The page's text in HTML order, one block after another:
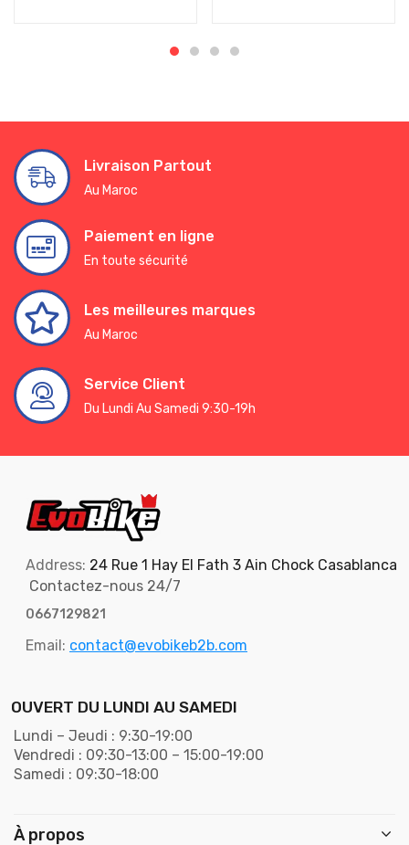
Livraison Partout
Au Maroc
Paiement en ligne
En toute sécurité
Les meilleures marques
Au Maroc
Service Client
Du Lundi Au Samedi 9:30-19h
Address: 24 Rue 1 Hay El Fath 3 Ain Chock Casablanca
Contactez-nous 24/7
0667129821
Email: contact@evobikeb2b.com
OUVERT DU LUNDI AU SAMEDI
Lundi – Jeudi : 9:30-19:00
Vendredi : 09:30-13:00 – 15:00-19:00
Samedi : 09:30-18:00
À propos